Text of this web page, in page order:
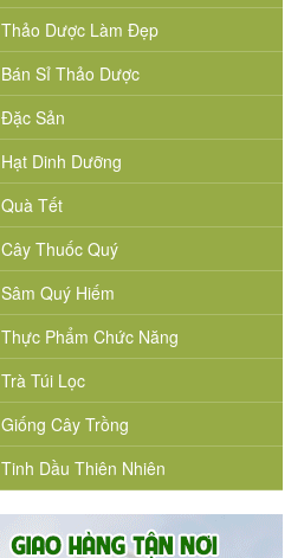
Thảo Dược Làm Đẹp
Bán Sỉ Thảo Dược
Đặc Sản
Hạt Dinh Dưỡng
Quà Tết
Cây Thuốc Quý
Sâm Quý Hiếm
Thực Phẩm Chức Năng
Trà Túi Lọc
Giống Cây Trồng
Tinh Dầu Thiên Nhiên